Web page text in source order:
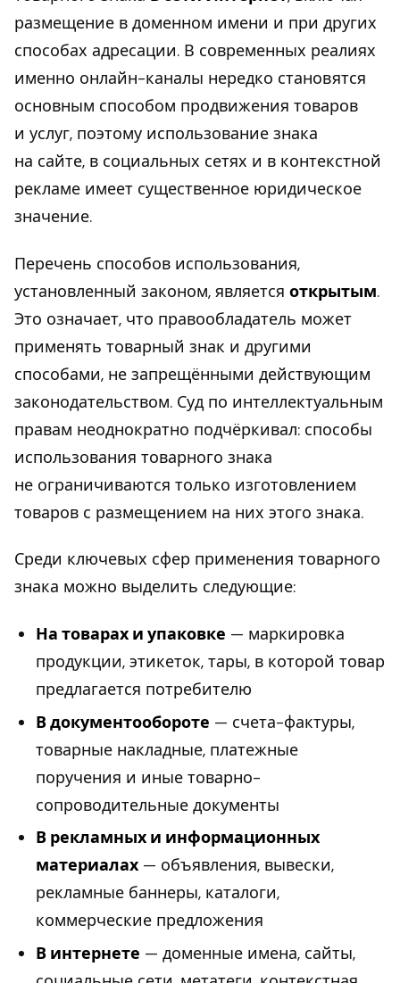
размещение в доменном имени и при других
способах адресации. В современных реалиях
именно онлайн-каналы нередко становятся
основным способом продвижения товаров
и услуг, поэтому использование знака
на сайте, в социальных сетях и в контекстной
рекламе имеет существенное юридическое
значение.
Перечень способов использования,
установленный законом, является открытым.
Это означает, что правообладатель может
применять товарный знак и другими
способами, не запрещёнными действующим
законодательством. Суд по интеллектуальным
правам неоднократно подчёркивал: способы
использования товарного знака
не ограничиваются только изготовлением
товаров с размещением на них этого знака.
Среди ключевых сфер применения товарного
знака можно выделить следующие:
На товарах и упаковке — маркировка
продукции, этикеток, тары, в которой товар
предлагается потребителю
В документообороте — счета-фактуры,
товарные накладные, платежные
поручения и иные товарно-
сопроводительные документы
В рекламных и информационных
материалах — объявления, вывески,
рекламные баннеры, каталоги,
коммерческие предложения
В интернете — доменные имена, сайты,